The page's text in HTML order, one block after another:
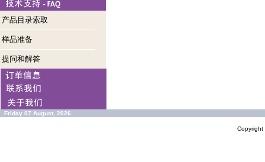
产品目录索取
样品准备
提问和解答
Friday 07 August, 2026